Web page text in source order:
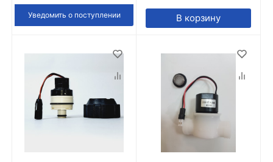
Уведомить о поступлении В корзину